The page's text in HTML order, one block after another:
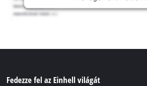
Fedezze fel az Einhell világát